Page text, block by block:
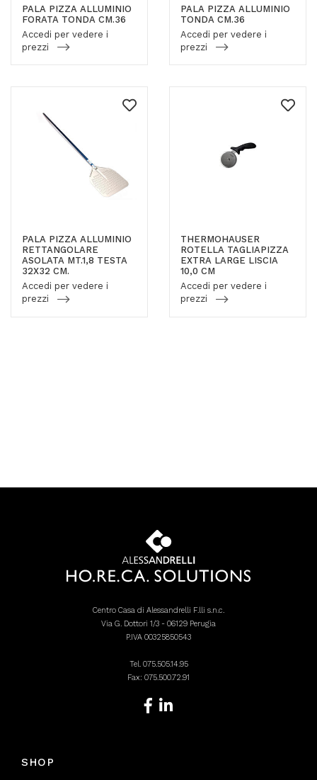
PALA PIZZA ALLUMINIO
FORATA TONDA CM.36
Accedi per vedere i
prezzi
PALA PIZZA ALLUMINIO
TONDA CM.36
Accedi per vedere i
prezzi
PALA PIZZA ALLUMINIO
RETTANGOLARE
ASOLATA MT.1,8 TESTA
32X32 CM.
Accedi per vedere i
prezzi
THERMOHAUSER
ROTELLA TAGLIAPIZZA
EXTRA LARGE LISCIA
10,0 CM
Accedi per vedere i
prezzi
Centro Casa di Alessandrelli F.lli s.n.c.
Via G. Dottori 1/3 - 06129 Perugia
P.IVA 00325850543
Tel. 075.505.14.95
Fax: 075.500.72.91
SHOP